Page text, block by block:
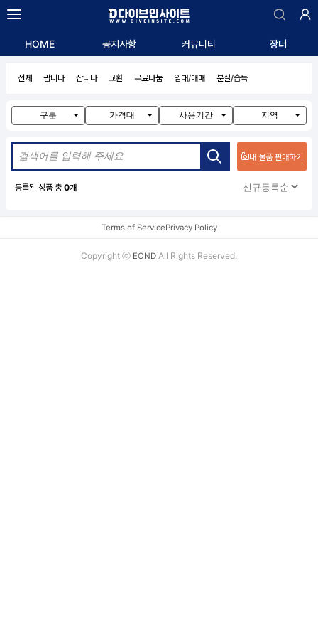
HOME 공지사항 커뮤니티
익명게시판
질문/답변
구인/구직
장터
전체 팝니다 삽니다 교환 무료나눔 임대/매매 분실/습득
구분 가격대 사용기간 지역
내 물품 판매하기
등록된 상품 총0개
Terms of ServicePrivacy Policy
Copyright ⓒ EOND All Rights Reserved.